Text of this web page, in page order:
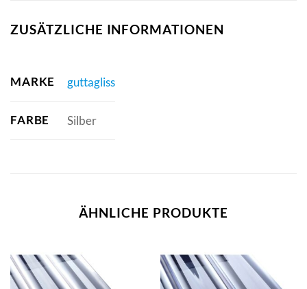
ZUSÄTZLICHE INFORMATIONEN
MARKE guttagliss
FARBE Silber
ÄHNLICHE PRODUKTE